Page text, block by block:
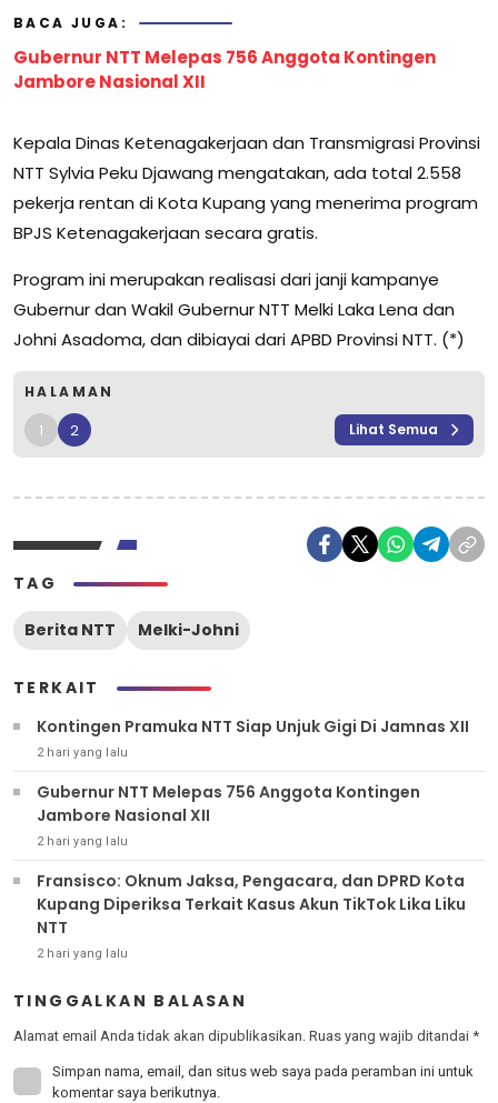
BACA JUGA:
Gubernur NTT Melepas 756 Anggota Kontingen
Jambore Nasional XII
Kepala Dinas Ketenagakerjaan dan Transmigrasi Provinsi
NTT Sylvia Peku Djawang mengatakan, ada total 2.558
pekerja rentan di Kota Kupang yang menerima program
BPJS Ketenagakerjaan secara gratis.
Program ini merupakan realisasi dari janji kampanye
Gubernur dan Wakil Gubernur NTT Melki Laka Lena dan
Johni Asadoma, dan dibiayai dari APBD Provinsi NTT. (*)
HALAMAN
1 2 Lihat Semua
TAG
Berita NTT Melki-Johni
TERKAIT
Kontingen Pramuka NTT Siap Unjuk Gigi Di Jamnas XII
2 hari yang lalu
Gubernur NTT Melepas 756 Anggota Kontingen
Jambore Nasional XII
2 hari yang lalu
Fransisco: Oknum Jaksa, Pengacara, dan DPRD Kota
Kupang Diperiksa Terkait Kasus Akun TikTok Lika Liku
NTT
2 hari yang lalu
TINGGALKAN BALASAN
Alamat email Anda tidak akan dipublikasikan. Ruas yang wajib ditandai *
Simpan nama, email, dan situs web saya pada peramban ini untuk
komentar saya berikutnya.